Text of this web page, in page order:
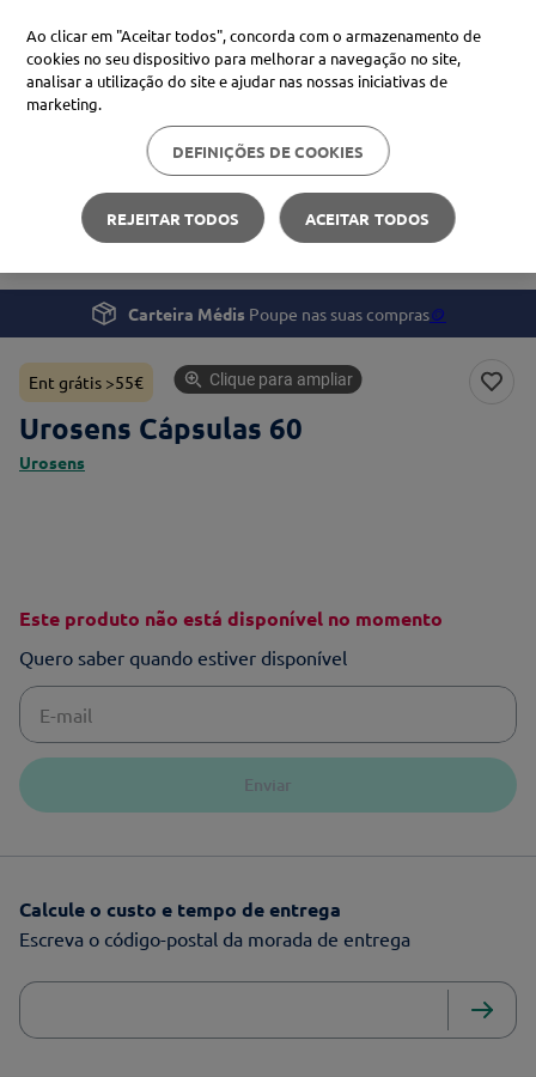
Procure no Marketplace Médis
Pesquisas mais comuns
xiaomi
4º cerave
Bem-estar
Suplementos e Vitaminas
Urosens Cápsulas 60
Carteira Médis Poupe nas suas compras🪙
Ent grátis >55€
Urosens Cápsulas 60
Urosens
Clique para ampliar
Este produto não está disponível no momento
Quero saber quando estiver disponível
Enviar
Calcule o custo e tempo de entrega
Escreva o código-postal da morada de entrega
Ao clicar em "Aceitar todos", concorda com o armazenamento de
cookies no seu dispositivo para melhorar a navegação no site,
analisar a utilização do site e ajudar nas nossas iniciativas de
marketing.
DEFINIÇÕES DE COOKIES
REJEITAR TODOS ACEITAR TODOS